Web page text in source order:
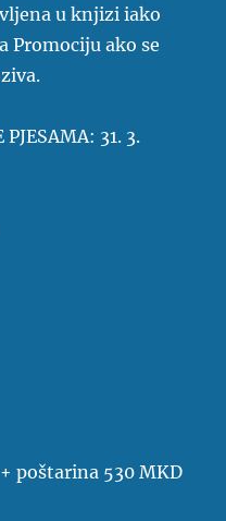
u knjizi iako
Promociju ako se
31. 3.
poštarina 530 MKD